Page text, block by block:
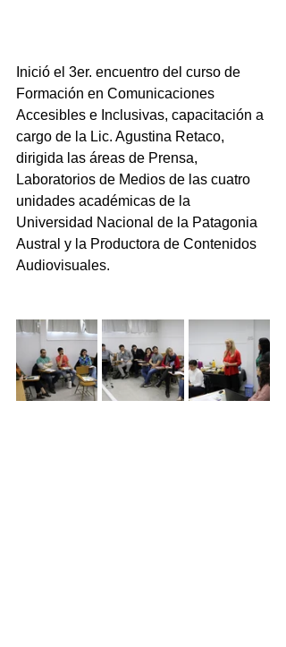
Inició el 3er. encuentro del curso de
Formación en Comunicaciones
Accesibles e Inclusivas, capacitación a
cargo de la Lic. Agustina Retaco,
dirigida las áreas de Prensa,
Laboratorios de Medios de las cuatro
unidades académicas de la
Universidad Nacional de la Patagonia
Austral y la Productora de Contenidos
Audiovisuales.